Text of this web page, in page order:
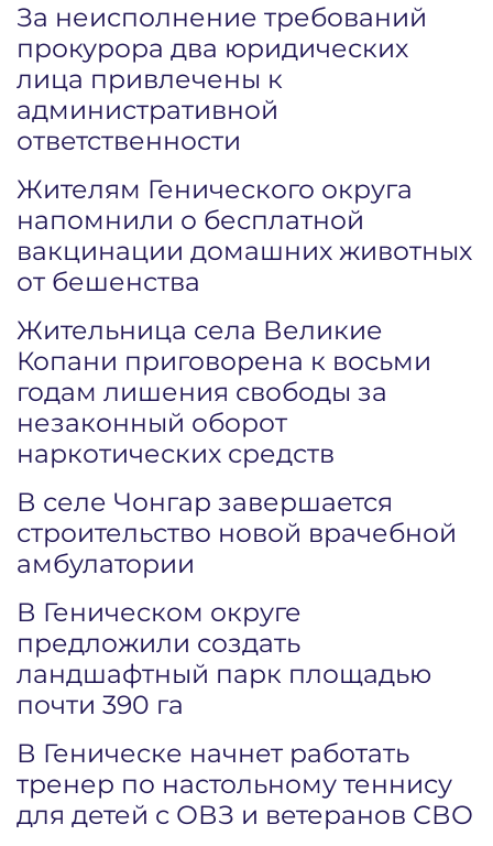
За неисполнение требований
прокурора два юридических
лица привлечены к
административной
ответственности
Жителям Генического округа
напомнили о бесплатной
вакцинации домашних животных
от бешенства
Жительница села Великие
Копани приговорена к восьми
годам лишения свободы за
незаконный оборот
наркотических средств
В селе Чонгар завершается
строительство новой врачебной
амбулатории
В Геническом округе
предложили создать
ландшафтный парк площадью
почти 390 га
В Геническе начнет работать
тренер по настольному теннису
для детей с ОВЗ и ветеранов СВО